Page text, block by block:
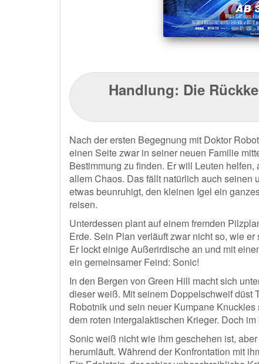
Handlung: Die
Nach der ersten Begegnung mit Doktor
einen Seite zwar in seiner neuen Familie
Bestimmung zu finden. Er will Leuten helfen,
allem Chaos. Das fällt natürlich auch seinen
etwas beunruhigt, den kleinen Igel ein
reisen.
Unterdessen plant auf einem fremden
Erde. Sein Plan verläuft zwar nicht so, wie
Er lockt einige Außerirdische an und mit
ein gemeinsamer Feind: Sonic!
In den Bergen von Green Hill macht sich
dieser weiß. Mit seinem Doppelschweif düst
Robotnik und sein neuer Kumpane
dem roten intergalaktischen Krieger. Doch
Sonic weiß nicht wie ihm geschehen ist,
herumläuft. Während der Konfrontation mit